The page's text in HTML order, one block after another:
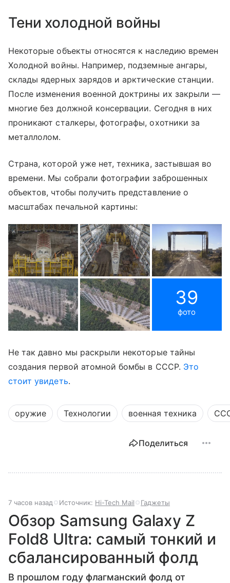
Тени холодной войны
Некоторые объекты относятся к наследию времен
Холодной войны. Например, подземные ангары,
склады ядерных зарядов и арктические станции.
После изменения военной доктрины их закрыли —
многие без должной консервации. Сегодня в них
проникают сталкеры, фотографы, охотники за
металлолом.
Страна, которой уже нет, техника, застывшая во
времени. Мы собрали фотографии заброшенных
объектов, чтобы получить представление о
масштабах печальной картины:
39
фото
Не так давно мы раскрыли некоторые тайны
создания первой атомной бомбы в СССР. Это
стоит увидеть.
оружие Технологии военная техника
Поделиться
7 часов назад Источник: Hi-Tech Mail Гаджеты
Обзор Samsung Galaxy Z
Fold8 Ultra: самый тонкий и
сбалансированный фолд
В прошлом году флагманский фолд от